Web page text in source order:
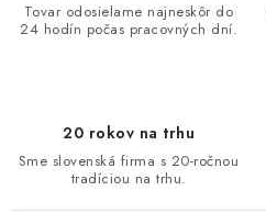
Tovar odosielame najneskôr do
24 hodín počas pracovných dní.
20 rokov na trhu
Sme slovenská firma s 20-ročnou
tradíciou na trhu.